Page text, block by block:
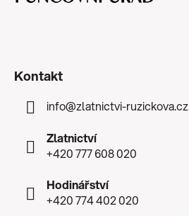
Kontakt
info@zlatnictvi-ruzickova.cz
Zlatnictví
+420 777 608 020
Hodinářství
+420 774 402 020